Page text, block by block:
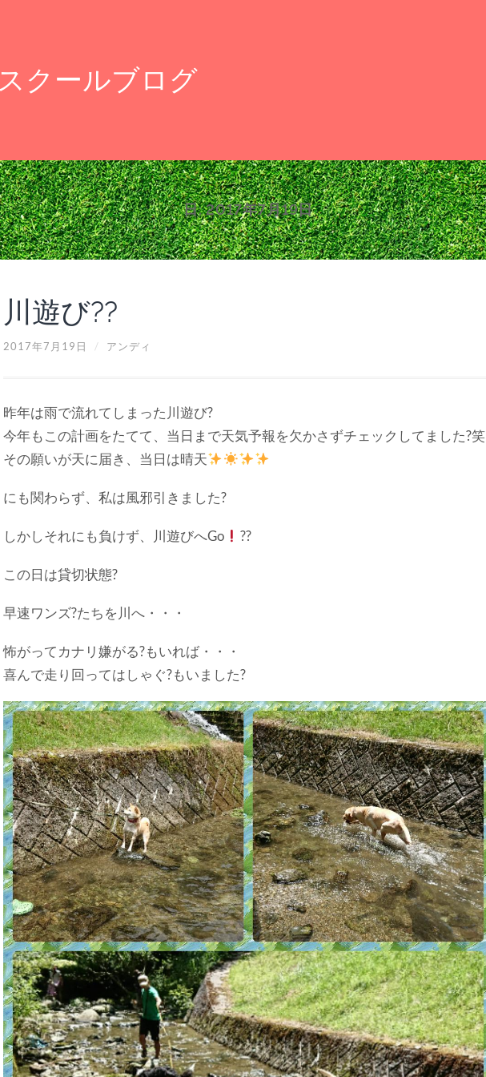
スクールブログ
日:2017年7月19日
川遊び??
2017年7月19日 / アンディ
昨年は雨で流れてしまった川遊び?
今年もこの計画をたてて、当日まで天気予報を欠かさずチェックしてました?笑
その願いが天に届き、当日は晴天
にも関わらず、私は風邪引きました?
しかしそれにも負けず、川遊びへGo ??
この日は貸切状態?
早速ワンズ?たちを川へ・・・
怖がってカナリ嫌がる?もいれば・・・
喜んで走り回ってはしゃぐ?もいました?